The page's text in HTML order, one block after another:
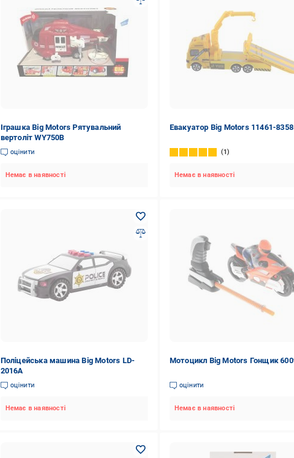
Іграшка Big Motors Рятувальний
вертоліт WY750B
оцінити
Немає в наявності
Евакуатор Big Motors 11461-
1
Немає в наявності
Поліцейська машина Big Motors LD-
2016A
оцінити
Немає в наявності
Мотоцикл Big Motors Гонщик
оцінити
Немає в наявності